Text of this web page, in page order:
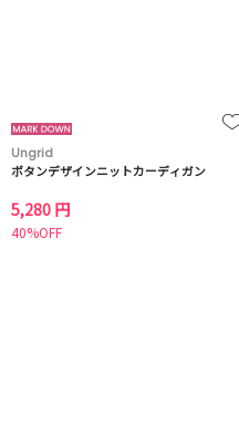
Ungrid
ボタンデザインニットカーディガン
5,280 円
40%OFF